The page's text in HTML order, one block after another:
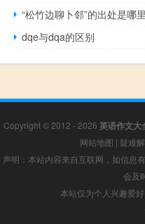
“松竹边聊卜邻”的出处是哪里
dqe与dqa的区别
Copyright © 2012 - 2026 英语作文大
网站地图 | 疑难
声明：本站内容来自互联网，如信息
会及
本站仅为个人兴趣爱